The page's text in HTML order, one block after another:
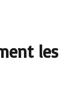
les